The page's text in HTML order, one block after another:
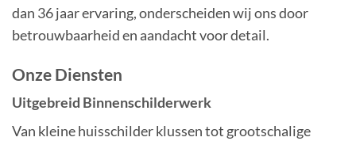
dan 36 jaar ervaring, onderscheiden wij ons door
betrouwbaarheid en aandacht voor detail.
Onze Diensten
Uitgebreid Binnenschilderwerk
Van kleine huisschilder klussen tot grootschalige